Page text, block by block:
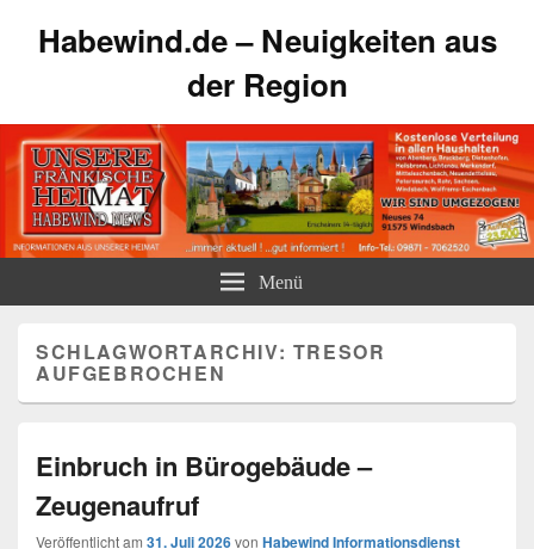
Habewind.de – Neuigkeiten aus
der Region
Menü
SCHLAGWORTARCHIV: TRESOR
AUFGEBROCHEN
Einbruch in Bürogebäude –
Zeugenaufruf
Veröffentlicht am 31. Juli 2026von Habewind Informationsdienst